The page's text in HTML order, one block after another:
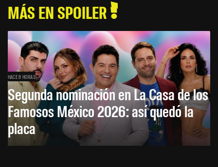
MÁS EN SPOILER
HACE 8 HORAS
Segunda nominación en La Casa de los
Famosos México 2026: así quedó la
placa